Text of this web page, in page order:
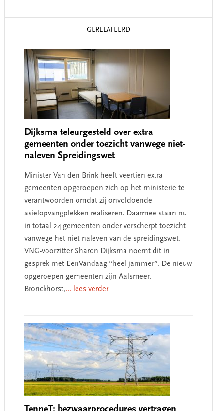
GERELATEERD
Dijksma teleurgesteld over extra
gemeenten onder toezicht vanwege niet-
naleven Spreidingswet
Minister Van den Brink heeft veertien extra
gemeenten opgeroepen zich op het ministerie te
verantwoorden omdat zij onvoldoende
asielopvangplekken realiseren. Daarmee staan nu
in totaal 24 gemeenten onder verscherpt toezicht
vanwege het niet naleven van de spreidingswet.
VNG-voorzitter Sharon Dijksma noemt dit in
gesprek met EenVandaag “heel jammer”. De nieuw
opgeroepen gemeenten zijn Aalsmeer,
Bronckhorst,... lees verder
TenneT: bezwaarprocedures vertragen